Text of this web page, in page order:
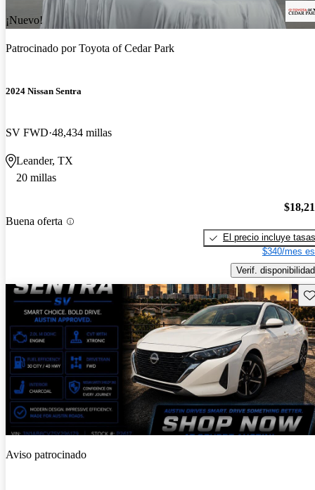
¡Nuevo!
Patrocinado porToyota of Cedar Park
2024 Nissan Sentra
SV FWD 48,434 millas
Leander, TX
20 millas
Buena oferta
El precio incluye tasas
$340/mes
Verif. disponibilidad
Aviso patrocinado